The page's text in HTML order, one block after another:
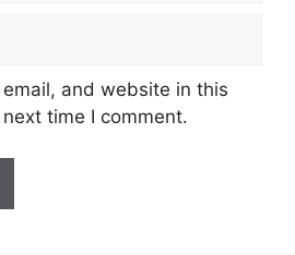
and website in this
time I comment.